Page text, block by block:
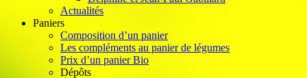
Actualités
Paniers
Composition d’un panier
Les compléments au panier de légumes
Prix d’un panier Bio
Dépôts